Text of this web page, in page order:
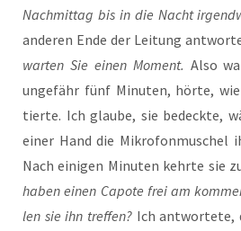
Nach­mit­tag bis in die Nacht
ande­ren Ende der Lei­tung
war­ten Sie einen Moment. Also
unge­fähr fünf Minu­ten, hör­te,
tier­te. Ich glau­be, sie bedeck­te,
einer Hand die Mikro­fon­mu­schel
Nach eini­gen Minu­ten kehr­te sie
haben einen Capo­te frei am
len sie ihn tref­fen? Ich ant­wor­te­te,